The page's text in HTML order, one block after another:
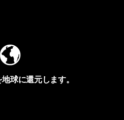
球に還元します。